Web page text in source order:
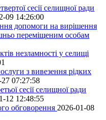
сесії селищної ради
09 14:26:00
допомоги на вирішення
переміщеним особам
незламності у селищі
з вивезення рідких
07:27:58
сесії селищної ради
12 12:48:55
обговорення 2026-01-08